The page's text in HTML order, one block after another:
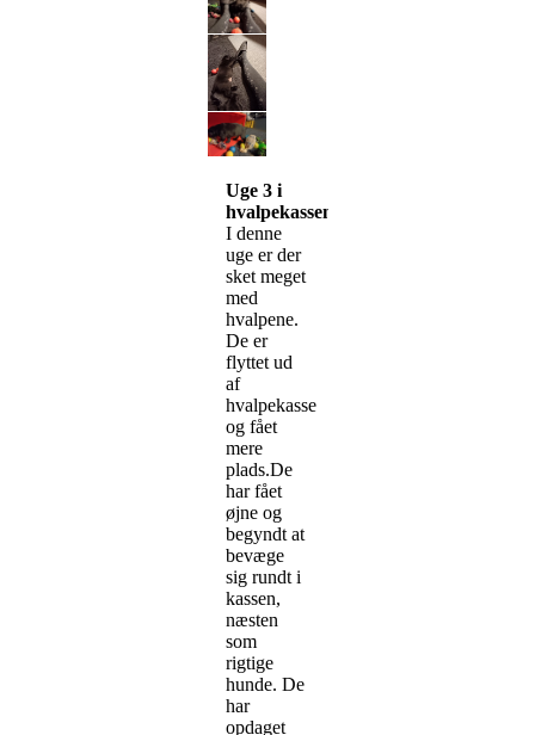
Uge 3 i
hvalpekassen
I denne
uge er der
sket meget
med
hvalpene.
De er
flyttet ud
af
hvalpekasse
og fået
mere
plads.De
har fået
øjne og
begyndt at
bevæge
sig rundt i
kassen,
næsten
som
rigtige
hunde. De
har
opdaget